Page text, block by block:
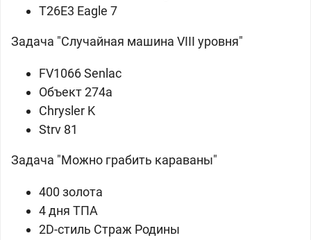
T26E3 Eagle 7
Задача "Случайная машина VIII уровня"
FV1066 Senlac
Объект 274а
Chrysler K
Strv 81
Задача "Можно грабить караваны"
400 золота
4 дня ТПА
2D-стиль Страж Родины